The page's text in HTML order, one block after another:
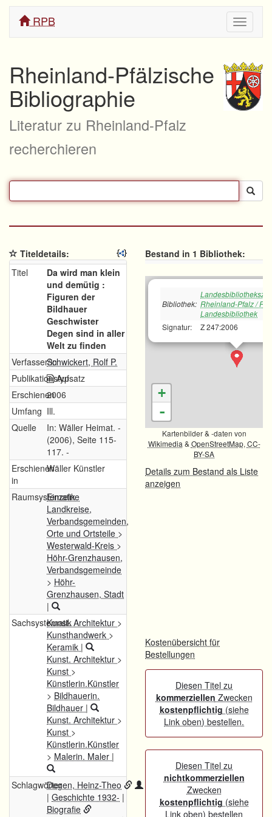
ein/
RPB
Rheinland-Pfälzische
Bibliographie
Literatur zu Rheinland-Pfalz
recherchieren
Titeldetails:
Titel
Da wird man klein
und demütig :
Figuren der
Bildhauer
Geschwister
Degen sind in aller
Welt zu finden
Verfasser/inSchwickert, Rolf P.
PublikationstypAufsatz
Erschienen2006
Umfang Ill.
Quelle
In: Wäller Heimat. -
(2006), Seite 115-
117. -
Erschienen
in
Wäller Künstler
Raumsystematik
Einzelne
Landkreise,
Verbandsgemeinden,
Orte und Ortsteile >
Westerwald-Kreis >
Höhr-Grenzhausen,
Verbandsgemeinde
> Höhr-
Grenzhausen, Stadt
|
SachsystematikKunst. Architektur >
Kunsthandwerk >
Keramik |
Kunst. Architektur >
Kunst >
Künstlerin.Künstler
> Bildhauerin.
Bildhauer |
Kunst. Architektur >
Kunst >
Künstlerin.Künstler
> Malerin. Maler |
SchlagwörterDegen, Heinz-Theo
| Geschichte 1932- |
Biografie
Bestand in 1 Bibliothek:
Bibliothek: Rheinland-Pfalz /
Landesbibliothek
Signatur:
Z 247:2006
+
-
Kartenbilder & -daten von
Wikimedia & OpenStreetMap, CC-
BY-SA
Details zum Bestand als Liste
anzeigen
Kostenübersicht für
Bestellungen
Diesen Titel zu
kommerziellen Zwecken
kostenpflichtig (siehe
Link oben) bestellen.
Diesen Titel zu
nichtkommerziellen
Zwecken
kostenpflichtig (siehe
Link oben) bestellen